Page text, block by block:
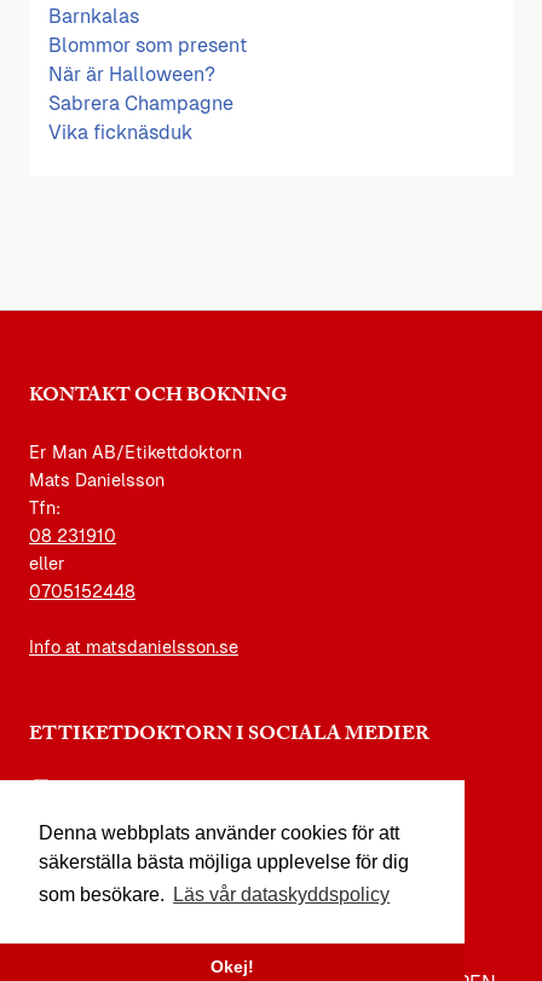
Denna webbplats använder cookies för att
säkerställa bästa möjliga upplevelse för dig
som besökare.
Läs vår dataskyddspolicy
Okej!
Barnkalas
Blommor som present
När är Halloween?
Sabrera Champagne
Vika ficknäsduk
KONTAKT OCH BOKNING
Er Man AB/Etikettdoktorn
Mats Danielsson
Tfn:
08 231910
eller
0705152448
Info at matsdanielsson.se
ETTIKETDOKTORN I SOCIALA MEDIER
facebook.com/etikettdoktorn
youtube.com/etikettdoktorn